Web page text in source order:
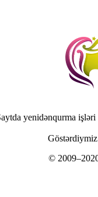
yenidənqurma işləri
Göstərdiymiz
©